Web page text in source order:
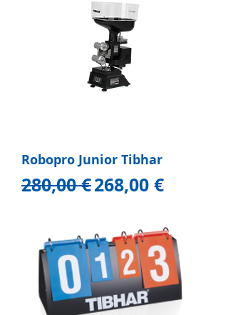
Robopro Junior Tibhar
Prezzo regolare
280,00 €Prezzo scontato
268,00 €